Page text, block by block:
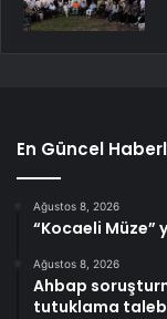
En Güncel
Ağustos 8, 2026
“Kocaeli Müze”
Ağustos 8, 2026
Ahbap
tutuklama